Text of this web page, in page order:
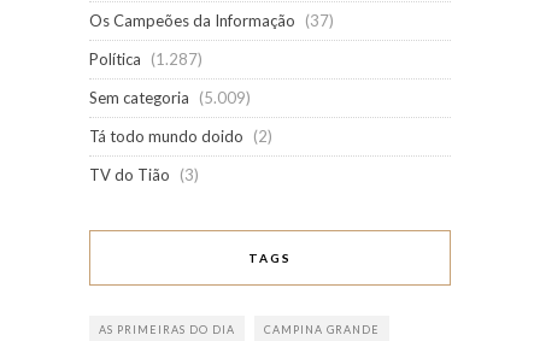
Os Campeões da Informação
(37)
Política
(1.287)
Sem categoria
(5.009)
Tá todo mundo doido
(2)
TV do Tião
(3)
TAGS
AS PRIMEIRAS DO DIA CAMPINA GRANDE